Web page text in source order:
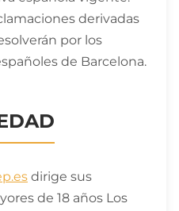
derivadas
por los
de Barcelona.
dirige sus
de 18 años Los